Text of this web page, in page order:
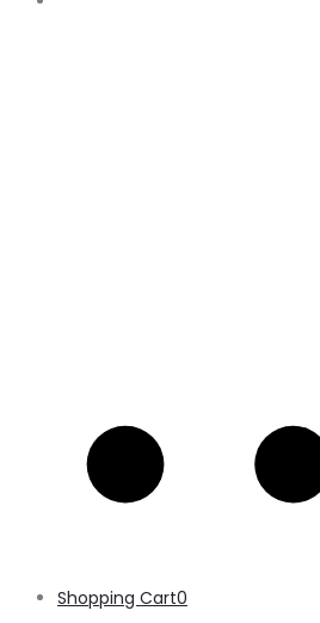
Shopping Cart0